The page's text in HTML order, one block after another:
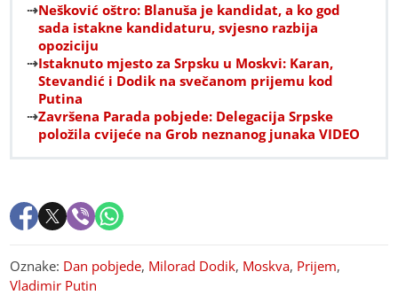
Nešković oštro: Blanuša je kandidat, a ko god
sada istakne kandidaturu, svjesno razbija
opoziciju
Istaknuto mjesto za Srpsku u Moskvi: Karan,
Stevandić i Dodik na svečanom prijemu kod
Putina
Završena Parada pobjede: Delegacija Srpske
položila cvijeće na Grob neznanog junaka VIDEO
Oznake: Dan pobjede, Milorad Dodik, Moskva, Prijem,
Vladimir Putin